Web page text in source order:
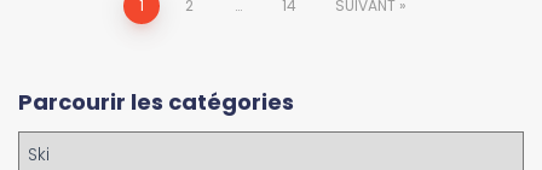
Navigation
articles
1 2 … 14 SUIVANT
Parcourir les catégories